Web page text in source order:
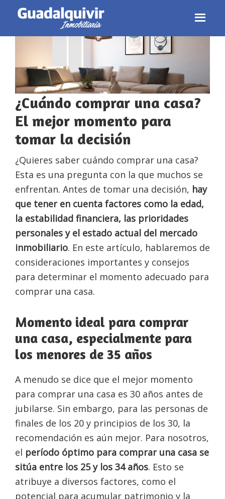
primary
navigation
content
footer
¿Cuándo comprar una casa?
El mejor momento para
tomar la decisión
¿Quieres saber cuándo comprar una casa?
Esta es una pregunta con la que muchos se
enfrentan. Antes de tomar una decisión, hay
que tener en cuenta factores como la edad,
la estabilidad financiera, las prioridades
personales y el estado actual del mercado
inmobiliario. En este artículo, hablaremos de
consideraciones importantes y consejos
para determinar el momento adecuado para
comprar una casa.
Momento ideal para comprar
una casa, especialmente para
los menores de 35 años
A menudo se dice que el mejor momento
para comprar una casa es 30 años antes de
jubilarse. Sin embargo, para las personas de
finales de los 20 y principios de los 30, la
recomendación es aún mejor. Para nosotros,
el período óptimo para comprar una casa se
sitúa entre los 25 y los 34 años. Esto se
atribuye a diversos factores, como el
potencial para acumular patrimonio y la